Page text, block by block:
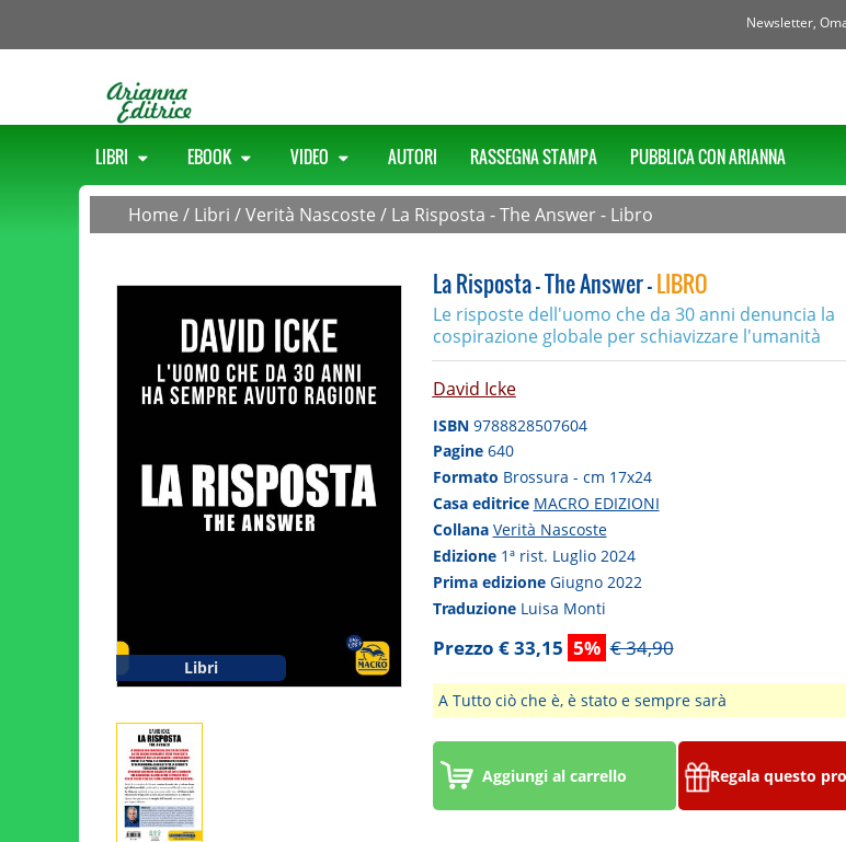
Newsletter,
LIBRI EBOOK VIDEO AUTORI RASSEGNA STAMPA PUBBLICA CON ARIANNA
Home / Libri /Verità Nascoste / La Risposta - The Answer - Libro
Libri
La Risposta - The Answer -LIBRO
Le risposte dell'uomo che da 30 anni denuncia la
cospirazione globale per schiavizzare l'umanità
David Icke
ISBN 9788828507604
Pagine 640
Formato Brossura - cm 17x24
Casa editrice MACRO EDIZIONI
Collana Verità Nascoste
Edizione 1ª rist. Luglio 2024
Prima edizione Giugno 2022
Traduzione Luisa Monti
Prezzo € 33,15 5% € 34,90
A Tutto ciò che è, è stato e sempre sarà
Aggiungi al carrello Regala questo